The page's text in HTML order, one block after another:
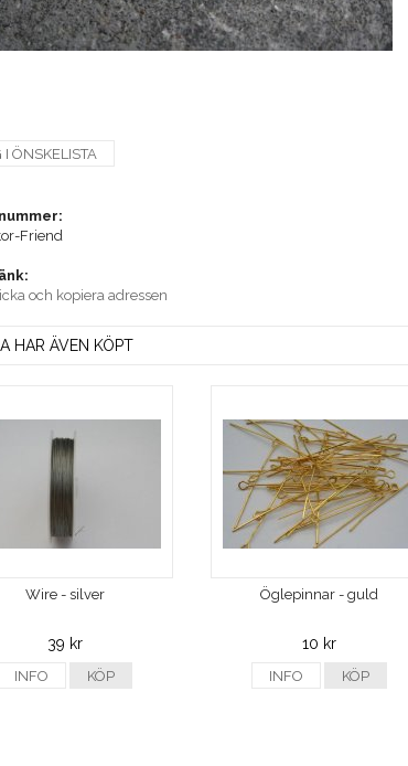
I ÖNSKELISTA
Friend
och kopiera adressen
HAR ÄVEN KÖPT
Wire - silver
39 kr
INFO KÖP
Öglepinnar - guld
10 kr
INFO KÖP